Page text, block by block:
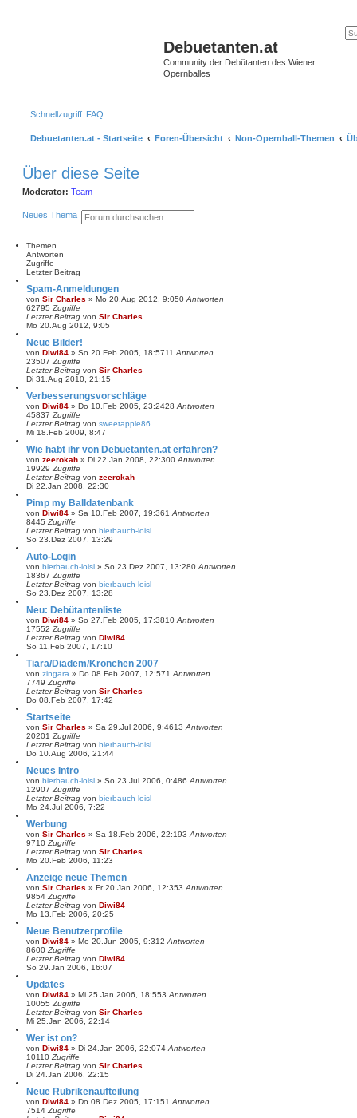
Debuetanten.at
Community der Debütanten des Wiener
Opernballes
Schnellzugriff FAQ
Debuetanten.at - Startseite Foren-Übersicht Non-Opernball-Themen
Über diese Seite
Moderator: Team
Neues Thema S
u
E
r
t
e
u
c
h
e
Themen
Antworten
Zugriffe
Letzter Beitrag
Spam-Anmeldungen
von Sir Charles » Mo 20.Aug 2012, 9:050 Antworten
62795 Zugriffe
Letzter Beitrag von Sir Charles
Mo 20.Aug 2012, 9:05
Neue Bilder!
von Diwi84 » So 20.Feb 2005, 18:5711 Antworten
23507 Zugriffe
Letzter Beitrag von Sir Charles
Di 31.Aug 2010, 21:15
Verbesserungsvorschläge
von Diwi84 » Do 10.Feb 2005, 23:2428 Antworten
45837 Zugriffe
Letzter Beitrag von sweetapple86
Mi 18.Feb 2009, 8:47
Wie habt ihr von Debuetanten.at erfahren?
von zeerokah » Di 22.Jan 2008, 22:300 Antworten
19929 Zugriffe
Letzter Beitrag von zeerokah
Di 22.Jan 2008, 22:30
Pimp my Balldatenbank
von Diwi84 » Sa 10.Feb 2007, 19:361 Antworten
8445 Zugriffe
Letzter Beitrag von bierbauch-loisl
So 23.Dez 2007, 13:29
Auto-Login
von bierbauch-loisl » So 23.Dez 2007, 13:280 Antworten
18367 Zugriffe
Letzter Beitrag von bierbauch-loisl
So 23.Dez 2007, 13:28
Neu: Debütantenliste
von Diwi84 » So 27.Feb 2005, 17:3810 Antworten
17552 Zugriffe
Letzter Beitrag von Diwi84
So 11.Feb 2007, 17:10
Tiara/Diadem/Krönchen 2007
von zingara » Do 08.Feb 2007, 12:571 Antworten
7749 Zugriffe
Letzter Beitrag von Sir Charles
Do 08.Feb 2007, 17:42
Startseite
von Sir Charles » Sa 29.Jul 2006, 9:4613 Antworten
20201 Zugriffe
Letzter Beitrag von bierbauch-loisl
Do 10.Aug 2006, 21:44
Neues Intro
von bierbauch-loisl » So 23.Jul 2006, 0:486 Antworten
12907 Zugriffe
Letzter Beitrag von bierbauch-loisl
Mo 24.Jul 2006, 7:22
Werbung
von Sir Charles » Sa 18.Feb 2006, 22:193 Antworten
9710 Zugriffe
Letzter Beitrag von Sir Charles
Mo 20.Feb 2006, 11:23
Anzeige neue Themen
von Sir Charles » Fr 20.Jan 2006, 12:353 Antworten
9854 Zugriffe
Letzter Beitrag von Diwi84
Mo 13.Feb 2006, 20:25
Neue Benutzerprofile
von Diwi84 » Mo 20.Jun 2005, 9:312 Antworten
8600 Zugriffe
Letzter Beitrag von Diwi84
So 29.Jan 2006, 16:07
Updates
von Diwi84 » Mi 25.Jan 2006, 18:553 Antworten
10055 Zugriffe
Letzter Beitrag von Sir Charles
Mi 25.Jan 2006, 22:14
Wer ist on?
von Diwi84 » Di 24.Jan 2006, 22:074 Antworten
10110 Zugriffe
Letzter Beitrag von Sir Charles
Di 24.Jan 2006, 22:15
Neue Rubrikenaufteilung
von Diwi84 » Do 08.Dez 2005, 17:151 Antworten
7514 Zugriffe